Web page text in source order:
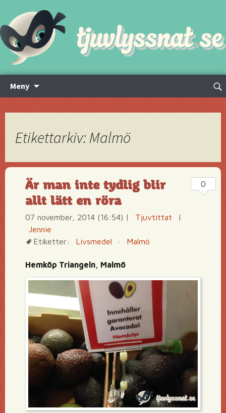
Meny
innehåll
Sök
Etikettarkiv: Malmö
Är man inte tydlig blir
allt lätt en röra
07 november, 2014 (16:54) | Tjuvtittat
|
Jennie
Etiketter:
Livsmedel · Malmö
Hemköp Triangeln, Malmö
0